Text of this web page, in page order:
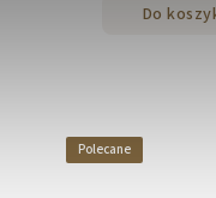
Do
Polecane